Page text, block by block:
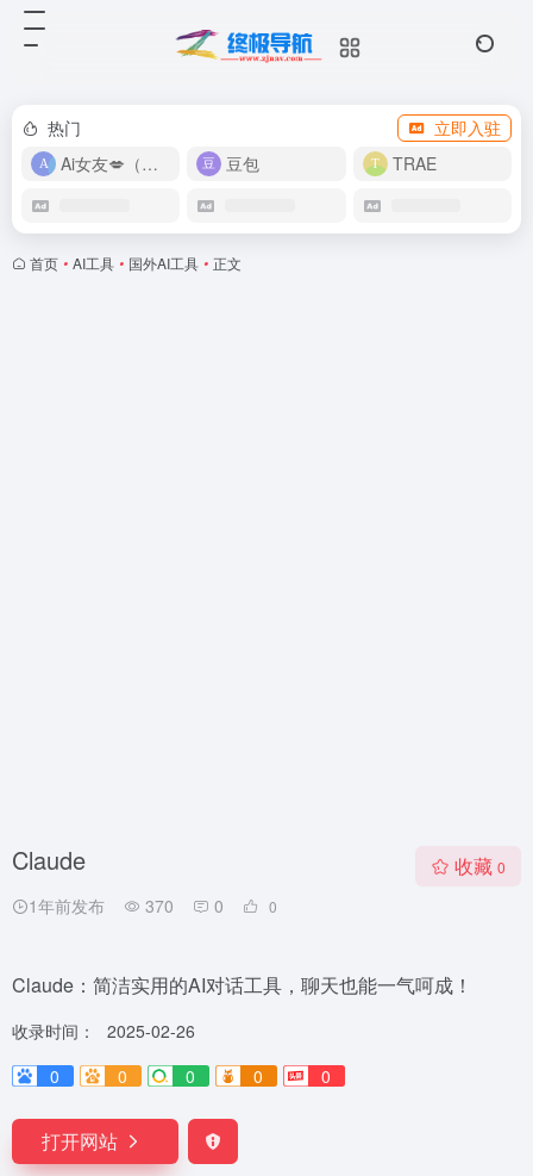
热门
立即入驻
Ai女友💋（在线畅玩）
豆包 TRAE
首页 • AI工具 • 国外AI工具 • 正文
Claude
1年前发布 370 0 0
收藏 0
Claude：简洁实用的AI对话工具，聊天也能一气呵成！
收录时间：
2025-02-26
0
0 0 0 0
打开网站